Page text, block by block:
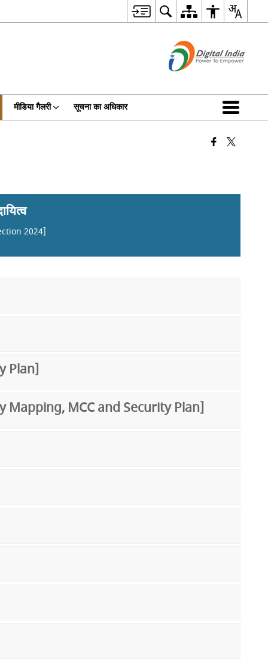
मीडिया गैलरी सूचना का अधिकार
2024]
Plan]
Mapping, MCC and Security Plan]